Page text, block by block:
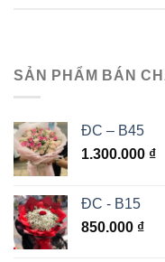
SẢN PHẨM BÁN
ĐC – B45
1.300.000 ₫
ĐC - B15
850.000 ₫